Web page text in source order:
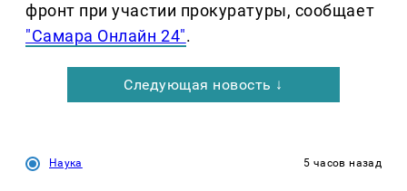
фронт при участии прокуратуры, сообщает
"Самара Онлайн 24".
Следующая новость ↓
Наука 5 часов назад